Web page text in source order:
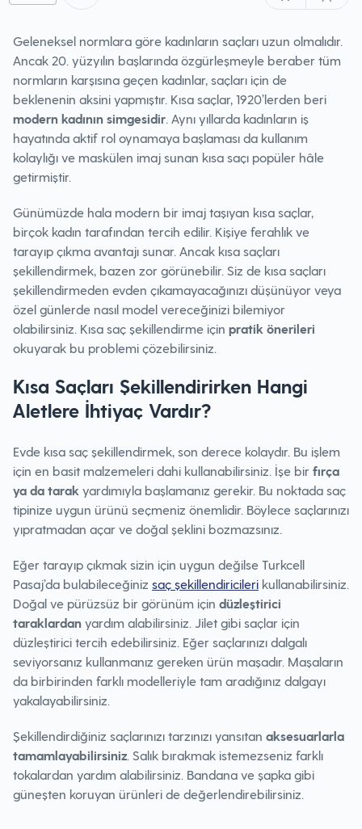
Geleneksel normlara göre kadınların saçları uzun olmalıdır.
Ancak 20. yüzyılın başlarında özgürleşmeyle beraber tüm
normların karşısına geçen kadınlar, saçları için de
beklenenin aksini yapmıştır. Kısa saçlar, 1920’lerden beri
modern kadının simgesidir. Aynı yıllarda kadınların iş
hayatında aktif rol oynamaya başlaması da kullanım
kolaylığı ve maskülen imaj sunan kısa saçı popüler hâle
getirmiştir.
Günümüzde hala modern bir imaj taşıyan kısa saçlar,
birçok kadın tarafından tercih edilir. Kişiye ferahlık ve
tarayıp çıkma avantajı sunar. Ancak kısa saçları
şekillendirmek, bazen zor görünebilir. Siz de kısa saçları
şekillendirmeden evden çıkamayacağınızı düşünüyor veya
özel günlerde nasıl model vereceğinizi bilemiyor
olabilirsiniz. Kısa saç şekillendirme için pratik önerileri
okuyarak bu problemi çözebilirsiniz.
Kısa Saçları Şekillendirirken Hangi
Aletlere İhtiyaç Vardır?
Evde kısa saç şekillendirmek, son derece kolaydır. Bu işlem
için en basit malzemeleri dahi kullanabilirsiniz. İşe bir fırça
ya da tarak yardımıyla başlamanız gerekir. Bu noktada saç
tipinize uygun ürünü seçmeniz önemlidir. Böylece saçlarınızı
yıpratmadan açar ve doğal şeklini bozmazsınız.
Eğer tarayıp çıkmak sizin için uygun değilse Turkcell
Pasaj’da bulabileceğiniz saç şekillendiricileri kullanabilirsiniz.
Doğal ve pürüzsüz bir görünüm için düzleştirici
taraklardan yardım alabilirsiniz. Jilet gibi saçlar için
düzleştirici tercih edebilirsiniz. Eğer saçlarınızı dalgalı
seviyorsanız kullanmanız gereken ürün maşadır. Maşaların
da birbirinden farklı modelleriyle tam aradığınız dalgayı
yakalayabilirsiniz.
Şekillendirdiğiniz saçlarınızı tarzınızı yansıtan aksesuarlarla
tamamlayabilirsiniz. Salık bırakmak istemezseniz farklı
tokalardan yardım alabilirsiniz. Bandana ve şapka gibi
güneşten koruyan ürünleri de değerlendirebilirsiniz.